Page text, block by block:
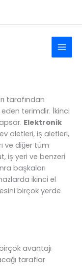
tarafından
terimdir. İkinci
Elektronik
aletleri, iş aletleri,
ve diğer tüm
iş yeri ve benzeri
başkaları
ikinci el
birçok yerde
avantajı
taraflar